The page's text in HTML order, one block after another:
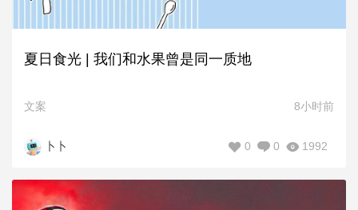
夏日食光 | 我们和水果曾是同一质地
文案 8小时前
卜卜 1992
0
0